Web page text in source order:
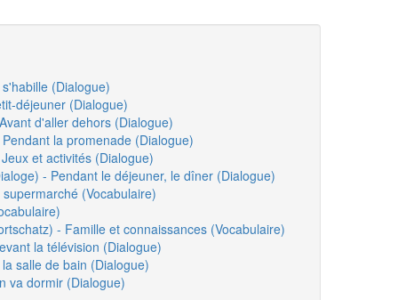
(Dialogue)
déjeuner (Dialogue)
d'aller dehors (Dialogue)
la promenade (Dialogue)
et activités (Dialogue)
- Pendant le déjeuner, le dîner (Dialogue)
(Vocabulaire)
- Famille et connaissances (Vocabulaire)
la télévision (Dialogue)
salle de bain (Dialogue)
va dormir (Dialogue)